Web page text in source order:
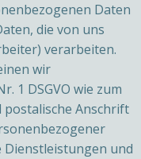
Daten
die von uns
verarbeiten.
wir
1 DSGVO wie zum
postalische Anschrift
und